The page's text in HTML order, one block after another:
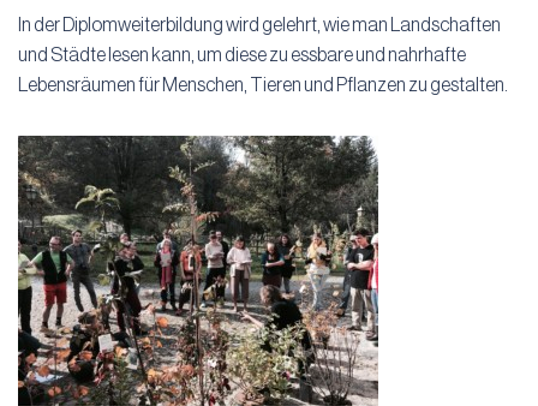
In der Diplomweiterbildung wird gelehrt, wie man Landschaften
und Städte lesen kann, um diese zu essbare und nahrhafte
Lebensräumen für Menschen, Tieren und Pflanzen zu gestalten.